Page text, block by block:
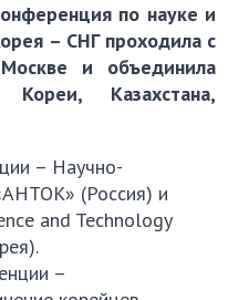
по науке и
– СНГ проходила с
и объединила
Казахстана,
– Научно-
(Россия) и
and Technology
–